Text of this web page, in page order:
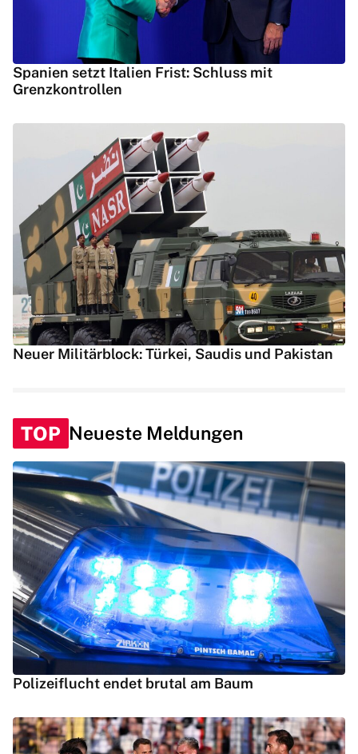
Spanien setzt Italien Frist: Schluss mit
Grenzkontrollen
Neuer Militärblock: Türkei, Saudis und Pakistan
TOP Neueste Meldungen
Polizeiflucht endet brutal am Baum